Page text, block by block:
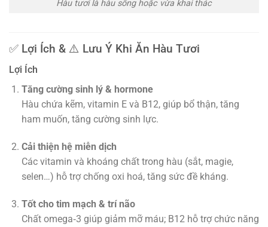
Hàu tươi là hàu sống hoặc vừa khai thác
✅ Lợi Ích & ⚠️ Lưu Ý Khi Ăn Hàu Tươi
Lợi Ích
Tăng cường sinh lý & hormone
Hàu chứa kẽm, vitamin E và B12, giúp bổ thận, tăng
ham muốn, tăng cường sinh lực.
Cải thiện hệ miễn dịch
Các vitamin và khoáng chất trong hàu (sắt, magie,
selen…) hỗ trợ chống oxi hoá, tăng sức đề kháng.
Tốt cho tim mạch & trí não
Chất omega‑3 giúp giảm mỡ máu; B12 hỗ trợ chức năng